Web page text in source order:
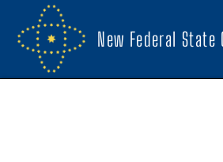
New Federal State